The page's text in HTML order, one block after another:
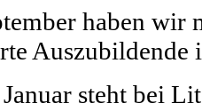
haben
Auszubildende
steht bei